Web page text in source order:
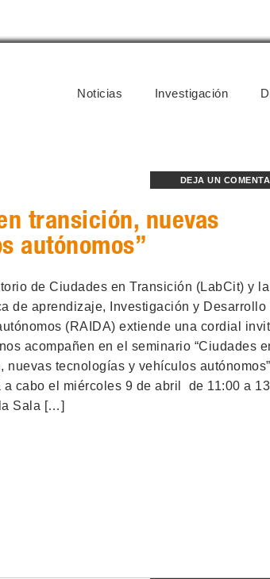
Noticias Investigación
DEJA UN
transición, nuevas
autónomos”
de Ciudades en Transición (LabCit) y
de aprendizaje, Investigación y Desarrollo
(RAIDA) extiende una cordial
acompañen en el seminario “Ciudades
nuevas tecnologías y vehículos
a cabo el miércoles 9 de abril de 11:00 a
Sala […]